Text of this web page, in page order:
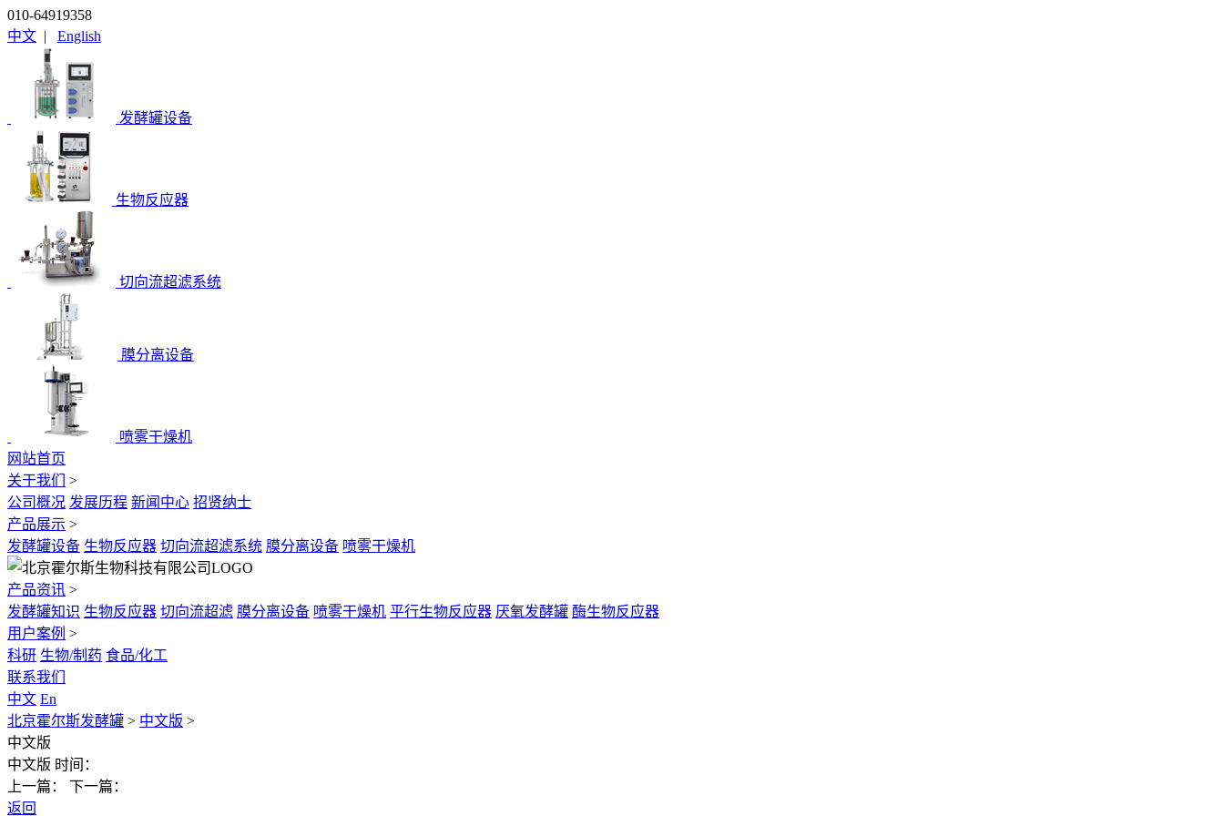
010-64919358
中文 | English
发酵罐设备
生物反应器
切向流超滤系统
膜分离设备
喷雾干燥机
网站首页
关于我们
>
公司概况 发展历程 新闻中心 招贤纳士
产品展示 >
发酵罐设备 生物反应器 切向流超滤系统 膜分离设备 喷雾干燥机
产品资讯 >
发酵罐知识 生物反应器 切向流超滤 膜分离设备 喷雾干燥机 平行生物反应器 厌氧发酵罐 酶生物反应器
用户案例 >
科研 生物/制药 食品/化工
联系我们
中文 En
北京霍尔斯发酵罐 > 中文版 >
中文版
中文版 时间：
上一篇：
下一篇：
返回